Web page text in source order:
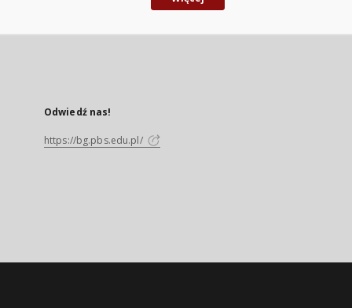
Odwiedź nas!
https://bg.pbs.edu.pl/